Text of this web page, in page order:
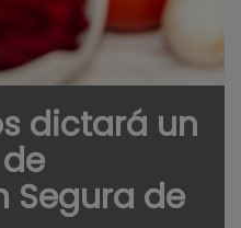
dictará un
Segura de